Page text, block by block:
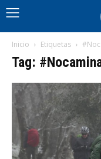
Inicio Etiquetas
Tag: